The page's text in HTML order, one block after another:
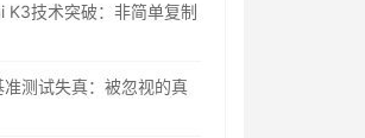
K3技术突破：非简单复制
准测试失真：被忽视的真